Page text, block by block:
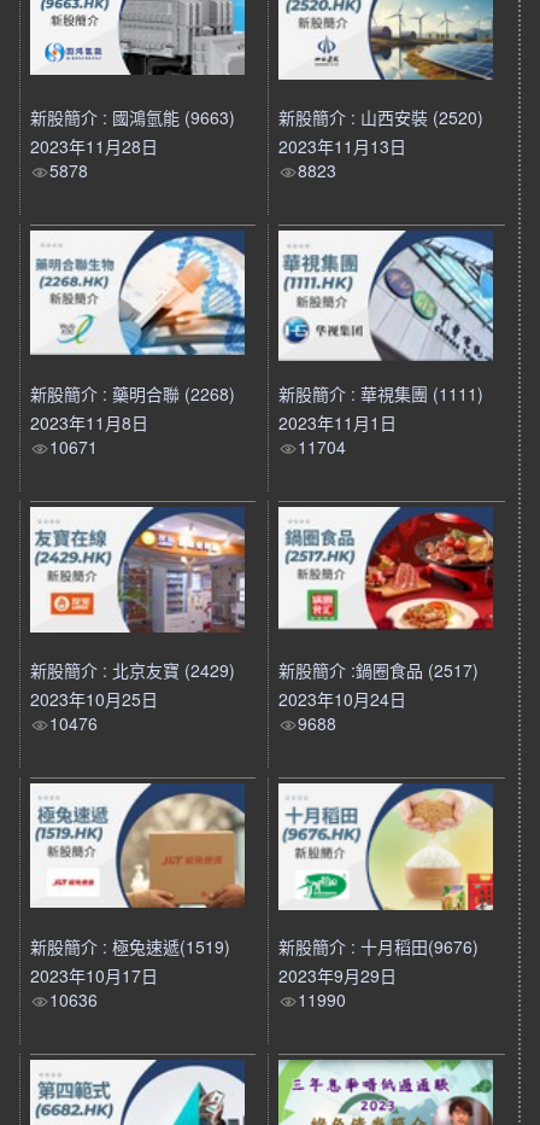
新股簡介 : 國鴻氫能 (9663)
2023年11月28日
5878
新股簡介 : 山西安裝 (2520)
2023年11月13日
8823
新股簡介 : 藥明合聯 (2268)
2023年11月8日
10671
新股簡介 : 華視集團 (1111)
2023年11月1日
11704
新股簡介 : 北京友寶 (2429)
2023年10月25日
10476
新股簡介 :鍋圈食品 (2517)
2023年10月24日
9688
新股簡介 : 極兔速遞(1519)
2023年10月17日
10636
新股簡介 : 十月稻田(9676)
2023年9月29日
11990